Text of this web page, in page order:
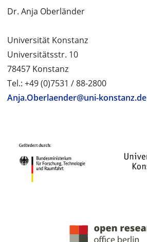
Dr. Anja Oberländer
Universität Konstanz
Universitätsstr. 10
78457 Konstanz
Tel.: +49 (0)7531 / 88-2800
Anja.Oberlaender@uni-konstanz.de